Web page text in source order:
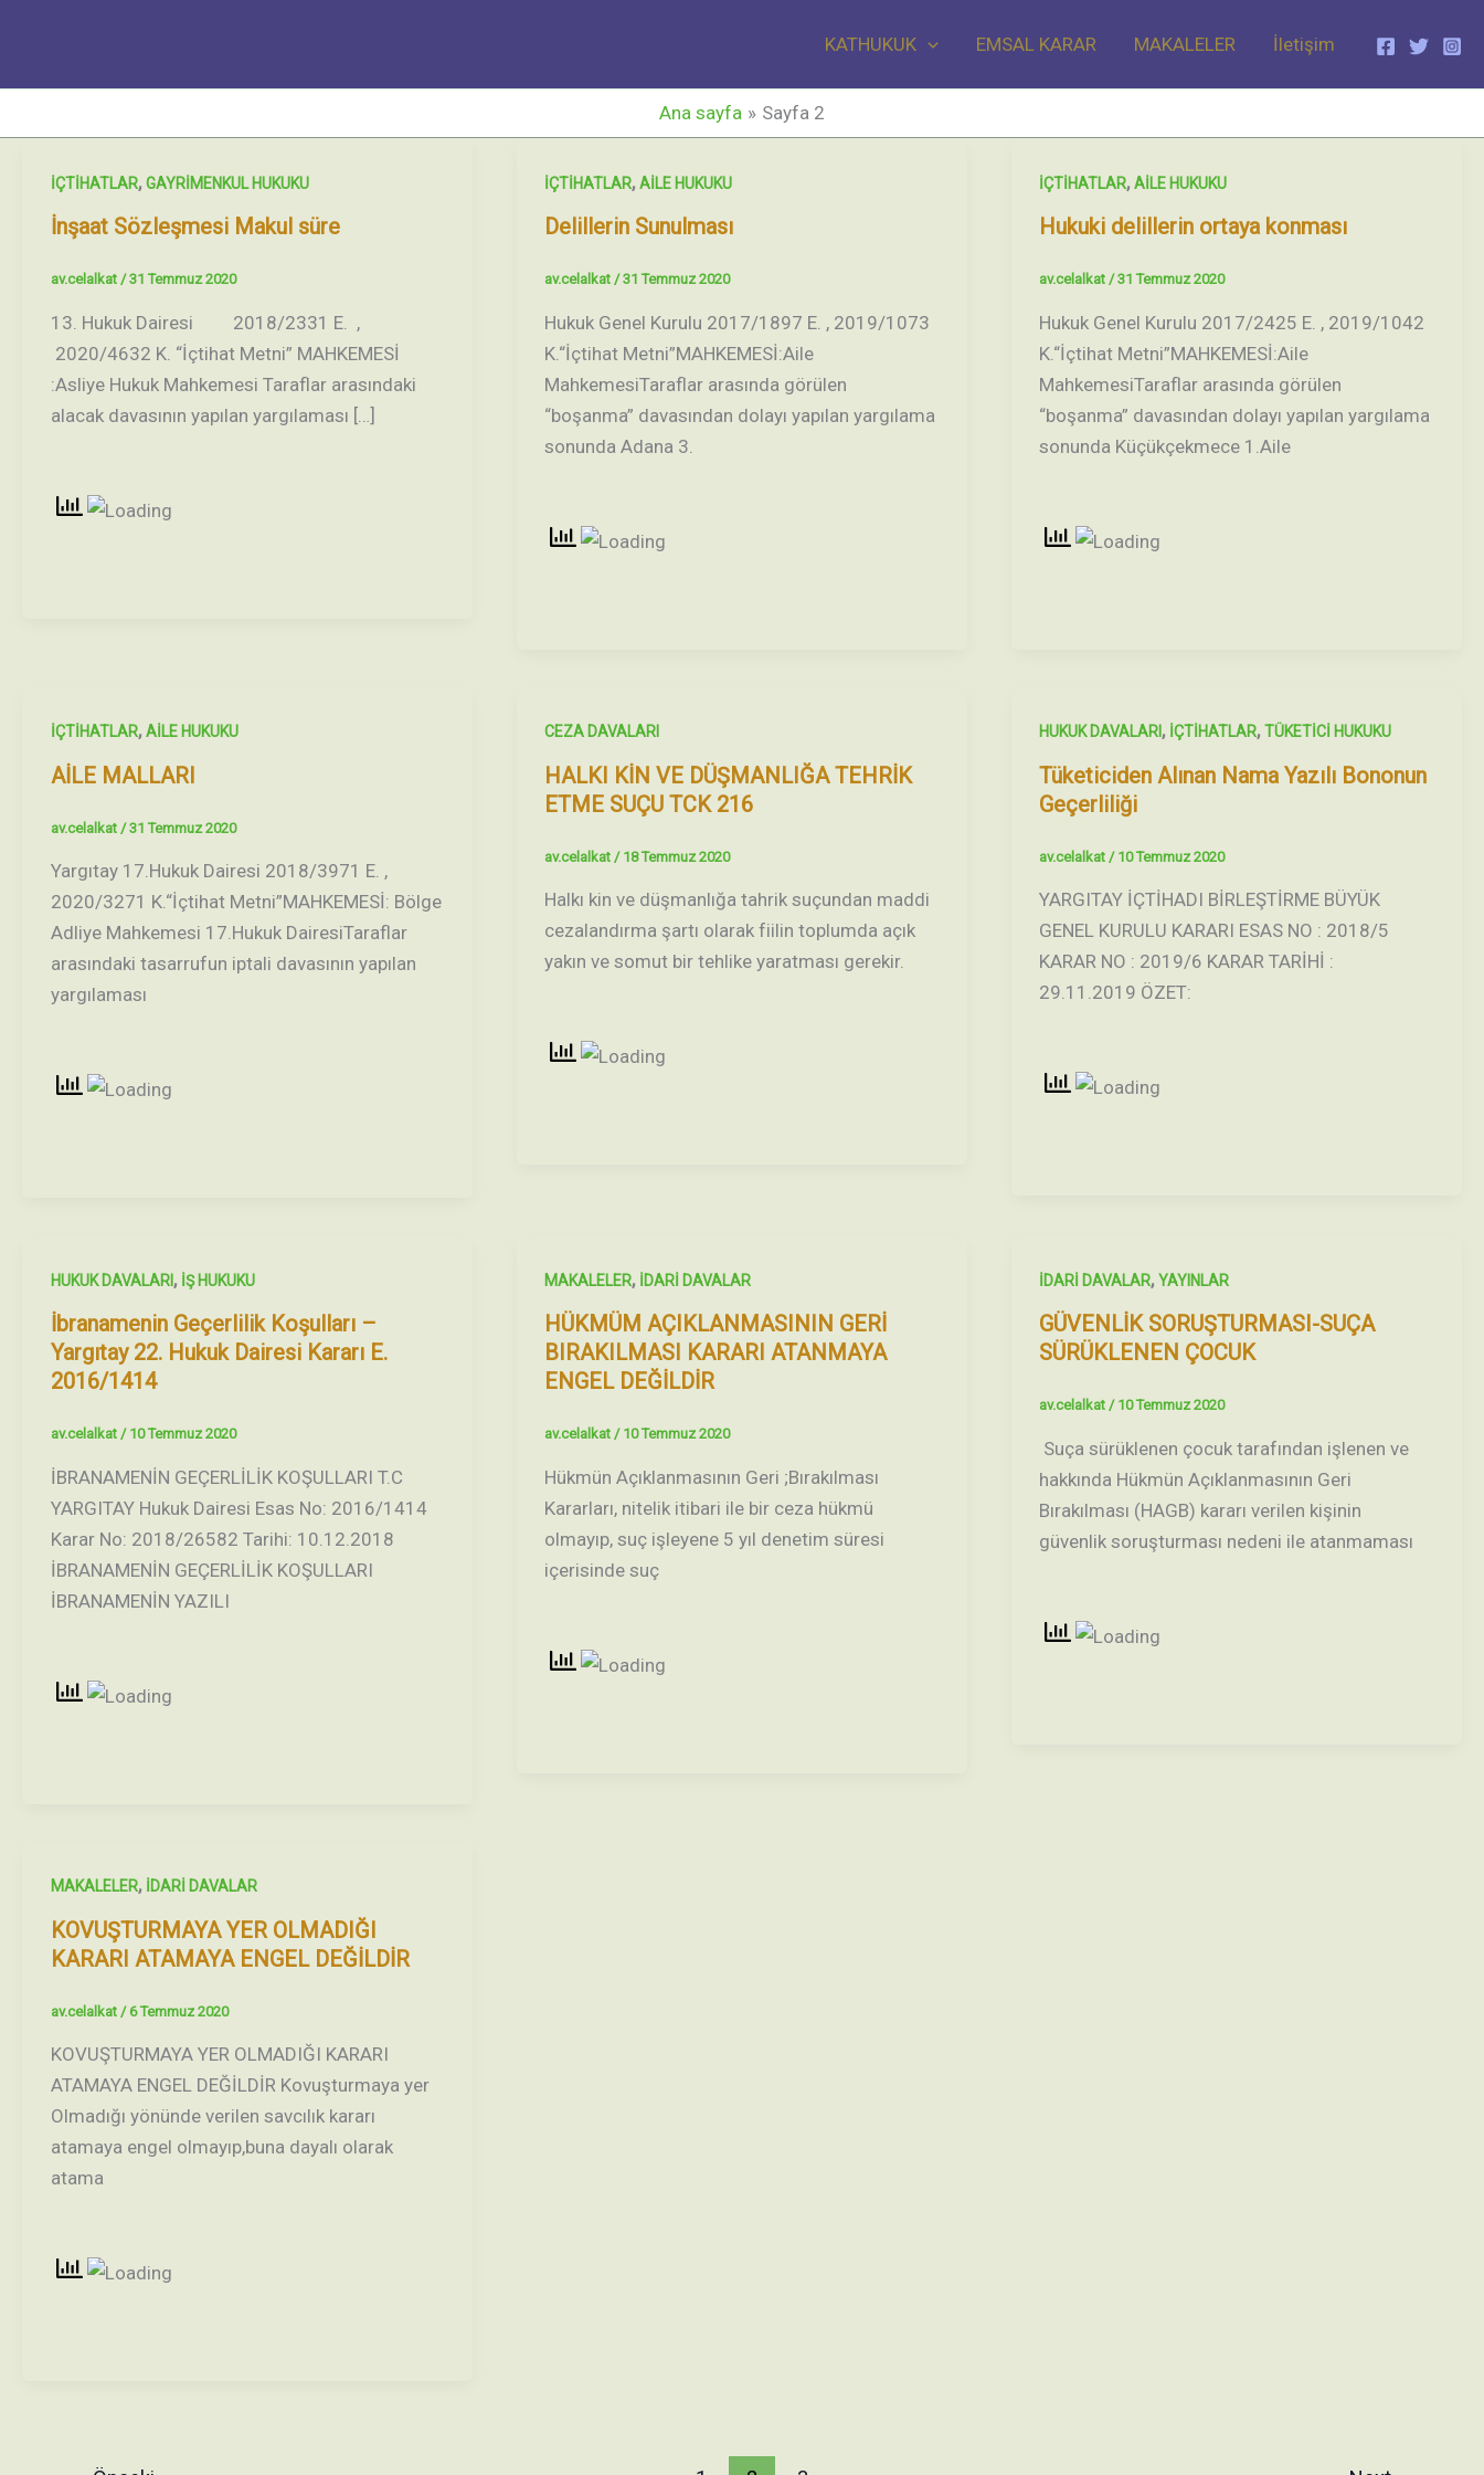
KATHUKUK EMSAL KARAR MAKALELER İletişim
Ana sayfa Sayfa 2
İÇTİHATLAR, GAYRİMENKUL HUKUKU
İnşaat Sözleşmesi Makul süre
av.celalkat /31 Temmuz 2020
13. Hukuk Dairesi 2018/2331 E. ,
2020/4632 K. “İçtihat Metni” MAHKEMESİ
:Asliye Hukuk Mahkemesi Taraflar arasındaki
alacak davasının yapılan yargılaması […]
İÇTİHATLAR,AİLE HUKUKU
Delillerin Sunulması
av.celalkat/31 Temmuz 2020
Hukuk Genel Kurulu 2017/1897 E. , 2019/1073
K.“İçtihat Metni”MAHKEMESİ:Aile
MahkemesiTaraflar arasında görülen
“boşanma” davasından dolayı yapılan yargılama
sonunda Adana 3.
İÇTİHATLAR,AİLE HUKUKU
Hukuki delillerin ortaya konması
av.celalkat/31 Temmuz 2020
Hukuk Genel Kurulu 2017/2425 E. , 2019/1042
K.“İçtihat Metni”MAHKEMESİ:Aile
MahkemesiTaraflar arasında görülen
“boşanma” davasından dolayı yapılan yargılama
sonunda Küçükçekmece 1.Aile
İÇTİHATLAR, AİLE HUKUKU
AİLE MALLARI
av.celalkat /31 Temmuz 2020
Yargıtay 17.Hukuk Dairesi 2018/3971 E. ,
2020/3271 K.“İçtihat Metni”MAHKEMESİ: Bölge
Adliye Mahkemesi 17.Hukuk DairesiTaraflar
arasındaki tasarrufun iptali davasının yapılan
yargılaması
CEZA DAVALARI
HALKI KİN VE DÜŞMANLIĞA TEHRİK
ETME SUÇU TCK 216
av.celalkat / 18 Temmuz 2020
Halkı kin ve düşmanlığa tahrik suçundan maddi
cezalandırma şartı olarak fiilin toplumda açık
yakın ve somut bir tehlike yaratması gerekir.
HUKUK DAVALARI , İÇTİHATLAR,TÜKETİCİ HUKUKU
Tüketiciden Alınan Nama Yazılı Bononun
Geçerliliği
av.celalkat / 10 Temmuz 2020
YARGITAY İÇTİHADI BİRLEŞTİRME BÜYÜK
GENEL KURULU KARARI ESAS NO : 2018/5
KARAR NO : 2019/6 KARAR TARİHİ :
29.11.2019 ÖZET:
HUKUK DAVALARI, İŞ HUKUKU
İbranamenin Geçerlilik Koşulları –
Yargıtay 22. Hukuk Dairesi Kararı E.
2016/1414
av.celalkat / 10 Temmuz 2020
İBRANAMENİN GEÇERLİLİK KOŞULLARI T.C
YARGITAY Hukuk Dairesi Esas No: 2016/1414
Karar No: 2018/26582 Tarihi: 10.12.2018
İBRANAMENİN GEÇERLİLİK KOŞULLARI
İBRANAMENİN YAZILI
MAKALELER, İDARİ DAVALAR
HÜKMÜM AÇIKLANMASININ GERİ
BIRAKILMASI KARARI ATANMAYA
ENGEL DEĞİLDİR
av.celalkat/ 10 Temmuz 2020
Hükmün Açıklanmasının Geri ;Bırakılması
Kararları, nitelik itibari ile bir ceza hükmü
olmayıp, suç işleyene 5 yıl denetim süresi
içerisinde suç
İDARİ DAVALAR,YAYINLAR
GÜVENLİK SORUŞTURMASI-SUÇA
SÜRÜKLENEN ÇOCUK
av.celalkat/ 10 Temmuz 2020
Suça sürüklenen çocuk tarafından işlenen ve
hakkında Hükmün Açıklanmasının Geri
Bırakılması (HAGB) kararı verilen kişinin
güvenlik soruşturması nedeni ile atanmaması
MAKALELER, İDARİ DAVALAR
KOVUŞTURMAYA YER OLMADIĞI
KARARI ATAMAYA ENGEL DEĞİLDİR
av.celalkat / 6 Temmuz 2020
KOVUŞTURMAYA YER OLMADIĞI KARARI
ATAMAYA ENGEL DEĞİLDİR Kovuşturmaya yer
Olmadığı yönünde verilen savcılık kararı
atamaya engel olmayıp,buna dayalı olarak
atama